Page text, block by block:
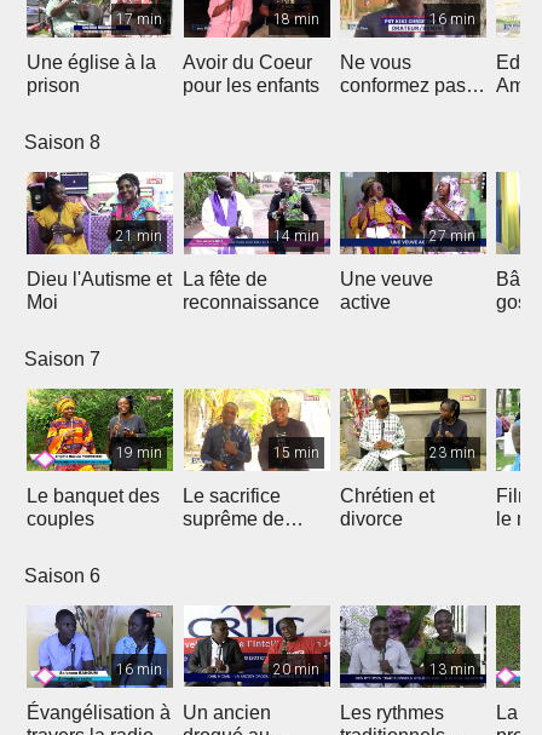
17 min
Une église à la
prison
18 min
Avoir du Coeur
pour les enfants
16 min
Ne vous
conformez pas
Saison 8
21 min
Dieu l'Autisme et
Moi
14 min
La fête de
reconnaissance
27 min
Une veuve
active
Bâtir
Saison 7
19 min
Le banquet des
couples
15 min
Le sacrifice
suprême de
23 min
Chrétien et
divorce
Film
le
Saison 6
16 min
Évangélisation à
20 min
Un ancien
13 min
Les rythmes
La